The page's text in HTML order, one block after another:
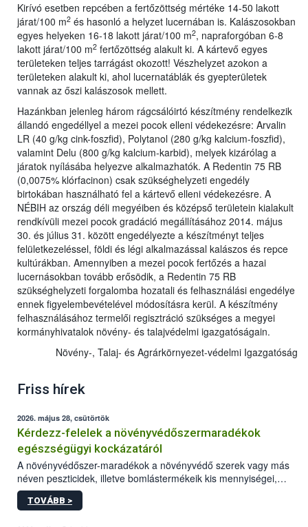
Kirívó esetben repcében a fertőzöttség mértéke 14-50 lakott
járat/100 m2 és hasonló a helyzet lucernában is. Kalászosokban
egyes helyeken 16-18 lakott járat/100 m2, napraforgóban 6-8
lakott járat/100 m2 fertőzöttség alakult ki. A kártevő egyes
területeken teljes tarrágást okozott! Vészhelyzet azokon a
területeken alakult ki, ahol lucernatáblák és gyepterületek
vannak az őszi kalászosok mellett.
Hazánkban jelenleg három rágcsálóirtó készítmény rendelkezik
állandó engedéllyel a mezei pocok elleni védekezésre: Arvalin
LR (40 g/kg cink-foszfid), Polytanol (280 g/kg kalcium-foszfid),
valamint Delu (800 g/kg kalcium-karbid), melyek kizárólag a
járatok nyílásába helyezve alkalmazhatók. A Redentin 75 RB
(0,0075% klórfacinon) csak szükséghelyzeti engedély
birtokában használható fel a kártevő elleni védekezésre. A
NÉBIH az ország déli megyéiben és középső területein kialakult
rendkívüli mezei pocok gradáció megállításához 2014. május
30. és július 31. között engedélyezte a készítményt teljes
felületkezeléssel, földi és légi alkalmazással kalászos és repce
kultúrákban. Amennyiben a mezei pocok fertőzés a hazai
lucernásokban tovább erősödik, a Redentin 75 RB
szükséghelyzeti forgalomba hozatali és felhasználási engedélye
ennek figyelembevételével módosításra kerül. A készítmény
felhasználásához termelői regisztráció szükséges a megyei
kormányhivatalok növény- és talajvédelmi igazgatóságain.
Növény-, Talaj- és Agrárkörnyezet-védelmi Igazgatóság
Friss hírek
2026. május 28, csütörtök
Kérdezz-felelek a növényvédőszermaradékok
egészségügyi kockázatáról
A növényvédőszer-maradékok a növényvédő szerek vagy más
néven peszticidek, illetve bomlástermékeik kis mennyiségei,
melyek a terményekben vagy azok felületén a betakarítást,
szüretelést, illetve tárolást követően is megmaradhatnak. Az
TOVÁBB >